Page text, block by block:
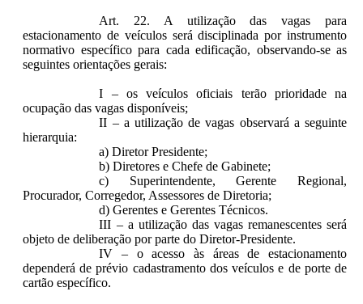
Art. 22. A utilização das vagas para
estacionamento de veículos será disciplinada por instrumento
normativo específico para cada edificação, observando-se as
seguintes orientações gerais:
I – os veículos oficiais terão prioridade na
ocupação das vagas disponíveis;
II – a utilização de vagas observará a seguinte
hierarquia:
a) Diretor Presidente;
b) Diretores e Chefe de Gabinete;
c) Superintendente, Gerente Regional,
Procurador, Corregedor, Assessores de Diretoria;
d) Gerentes e Gerentes Técnicos.
III – a utilização das vagas remanescentes será
objeto de deliberação por parte do Diretor-Presidente.
IV – o acesso às áreas de estacionamento
dependerá de prévio cadastramento dos veículos e de porte de
cartão específico.